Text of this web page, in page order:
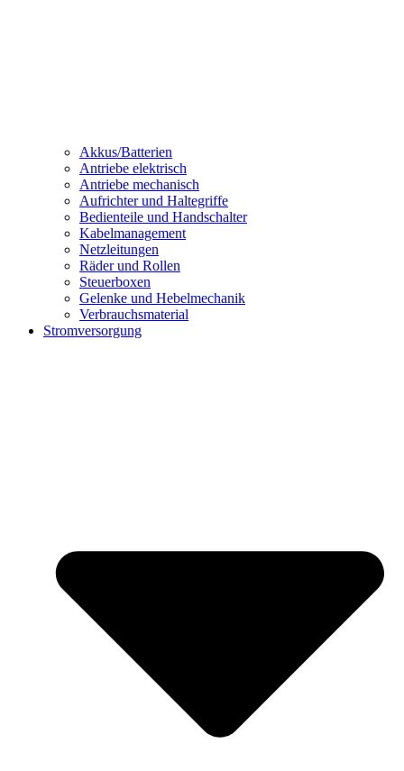
Akkus/Batterien
Antriebe elektrisch
Antriebe mechanisch
Aufrichter und Haltegriffe
Bedienteile und Handschalter
Kabelmanagement
Netzleitungen
Räder und Rollen
Steuerboxen
Gelenke und Hebelmechanik
Verbrauchsmaterial
Stromversorgung